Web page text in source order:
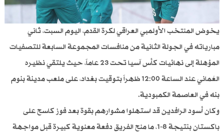
يخوض المنتخب الأولمبي العراقي لكرة القدم، اليوم السبت، ثاني
مبارياته في الجولة الثانية من منافسات المجموعة السابعة للتصفيات
المؤهلة إلى نهائيات كأس آسيا تحت 23 عاماً، حيث يلتقي نظيره
العُماني عند الساعة 12:00 ظهراً بتوقيت بغداد، على ملعب مدينة بنوم
بنه في العاصمة الكمبودية.
وكان أسود الرافدين قد استهلوا مشوارهم بقوة بعد فوز كاسح على
باكستان بنتيجة 8-1، ما منح الفريق دفعة معنوية كبيرة قبل مواجهة